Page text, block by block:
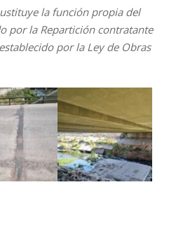
la función propia del
por la Repartición contratante
por la Ley de Obras